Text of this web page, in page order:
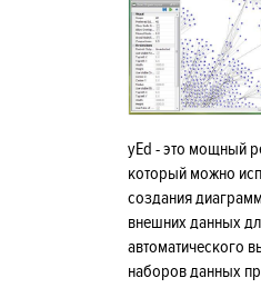
yEd - это мощный
который можно
создания
внешних данных
автоматического
наборов данных